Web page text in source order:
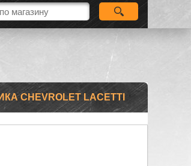
CHEVROLET LACETTI